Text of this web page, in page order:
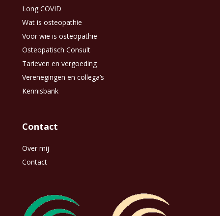
Long COVID
Wat is osteopathie
Voor wie is osteopathie
Osteopatisch Consult
Tarieven en vergoeding
Verenegingen en collega’s
Kennisbank
Contact
Over mij
Contact